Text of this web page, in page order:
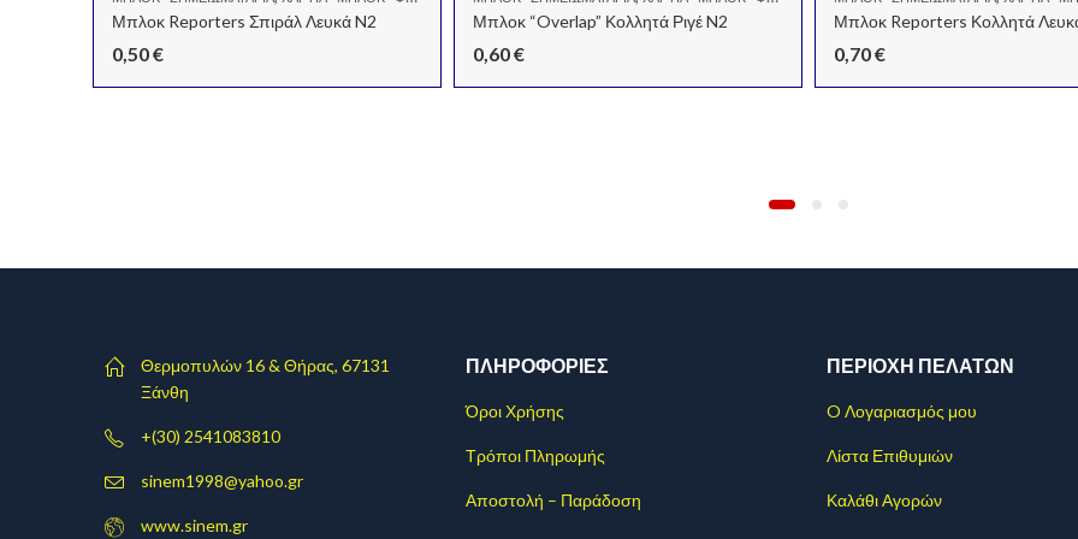
Μπλοκ Reporters Σπιράλ Λευκά N2
0,50€
Μπλοκ “Overlap” Κολλητά Ριγέ N2
0,60€
Μπλοκ Reporters Κολλητά
0,70€
Θερμοπυλών 16 & Θήρας, 67131
Ξάνθη
+(30) 2541083810
sinem1998@yahoo.gr
www.sinem.gr
ΠΛΗΡΟΦΟΡΊΕΣ
Όροι Χρήσης
Τρόποι Πληρωμής
Αποστολή – Παράδοση
ΠΕΡΙΟΧΗ ΠΕΛΑΤΩΝ
O Λογαριασμός μου
Λίστα Επιθυμιών
Καλάθι Αγορών